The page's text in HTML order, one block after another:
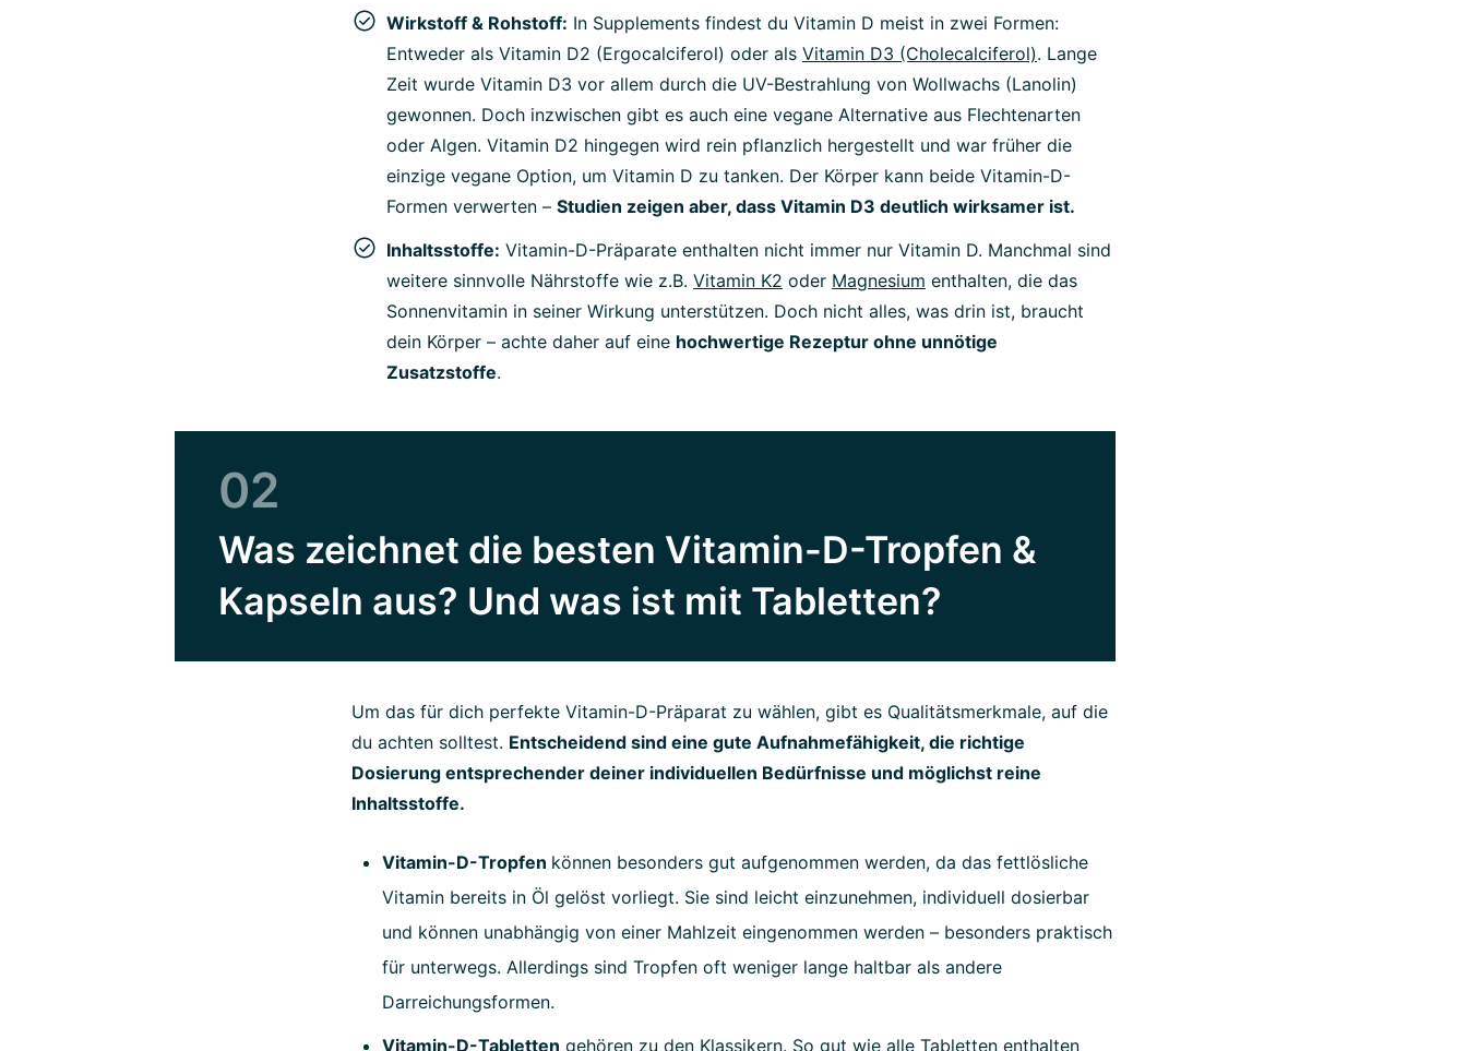
Wirkstoff & Rohstoff: In Supplements findest du Vitamin D meist in zwei Formen:
Entweder als Vitamin D2 (Ergocalciferol) oder als Vitamin D3 (Cholecalciferol). Lange
Zeit wurde Vitamin D3 vor allem durch die UV-Bestrahlung von Wollwachs (Lanolin)
gewonnen. Doch inzwischen gibt es auch eine vegane Alternative aus Flechtenarten
oder Algen. Vitamin D2 hingegen wird rein pflanzlich hergestellt und war früher die
einzige vegane Option, um Vitamin D zu tanken. Der Körper kann beide Vitamin-D-
Formen verwerten – Studien zeigen aber, dass Vitamin D3 deutlich wirksamer ist.
Inhaltsstoffe: Vitamin-D-Präparate enthalten nicht immer nur Vitamin D. Manchmal sind
weitere sinnvolle Nährstoffe wie z.B. Vitamin K2 oder Magnesium enthalten, die das
Sonnenvitamin in seiner Wirkung unterstützen. Doch nicht alles, was drin ist, braucht
dein Körper – achte daher auf eine hochwertige Rezeptur ohne unnötige
Zusatzstoffe.
02
Was zeichnet die besten Vitamin-D-Tropfen &
Kapseln aus? Und was ist mit Tabletten?
Um das für dich perfekte Vitamin-D-Präparat zu wählen, gibt es Qualitätsmerkmale, auf die
du achten solltest. Entscheidend sind eine gute Aufnahmefähigkeit, die richtige
Dosierung entsprechender deiner individuellen Bedürfnisse und möglichst reine
Inhaltsstoffe.
Vitamin-D-Tropfen können besonders gut aufgenommen werden, da das fettlösliche
Vitamin bereits in Öl gelöst vorliegt. Sie sind leicht einzunehmen, individuell dosierbar
und können unabhängig von einer Mahlzeit eingenommen werden – besonders praktisch
für unterwegs. Allerdings sind Tropfen oft weniger lange haltbar als andere
Darreichungsformen.
Vitamin-D-Tabletten gehören zu den Klassikern. So gut wie alle Tabletten enthalten